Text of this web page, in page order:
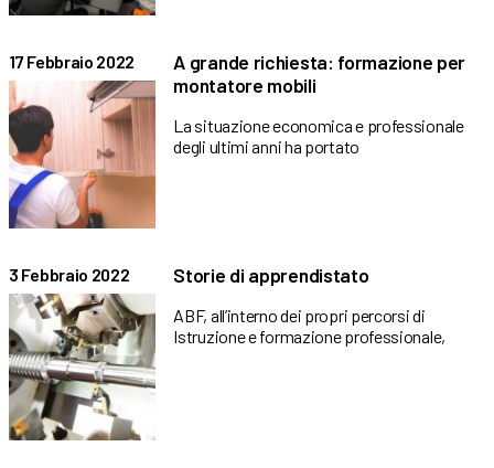
17 Febbraio 2022
A grande richiesta: formazione per
montatore mobili
La situazione economica e professionale
degli ultimi anni ha portato
3 Febbraio 2022 Storie di apprendistato
ABF, all’interno dei propri percorsi di
Istruzione e formazione professionale,